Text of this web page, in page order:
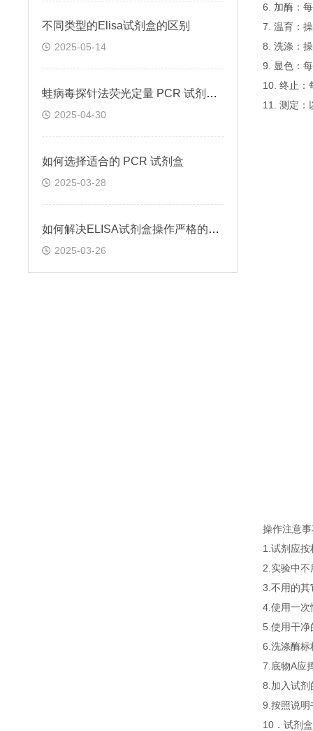
不同类型的Elisa试剂盒的区别
2025-05-14
蛙病毒探针法荧光定量 PCR 试剂盒定量定性检测
2025-04-30
如何选择适合的 PCR 试剂盒
2025-03-28
如何解决ELISA试剂盒操作严格的问题
2025-03-26
6. 加酶：
7. 温育：
8. 洗涤：
9. 显色：
10. 终止：
11. 测定：
操作注意
1.试剂应
2.实验中
3.不用的其
4.使用一次
5.使用干净
6.洗涤酶标
7.底物A应
8.加入试剂
9.按照说明
10．试剂